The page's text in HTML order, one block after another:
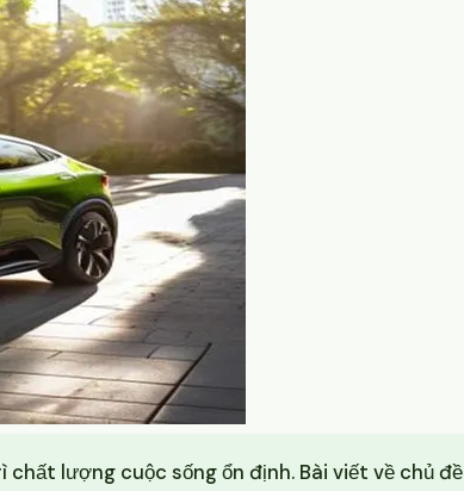
lượng cuộc sống ổn định. Bài viết về chủ đề